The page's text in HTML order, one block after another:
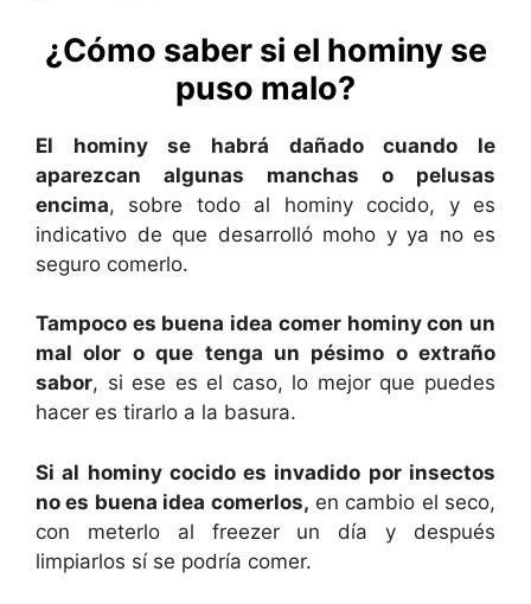
¿Cómo saber si el hominy se
puso malo?
El hominy se habrá dañado cuando le
aparezcan algunas manchas o pelusas
encima, sobre todo al hominy cocido, y es
indicativo de que desarrolló moho y ya no es
seguro comerlo.
Tampoco es buena idea comer hominy con un
mal olor o que tenga un pésimo o extraño
sabor, si ese es el caso, lo mejor que puedes
hacer es tirarlo a la basura.
Si al hominy cocido es invadido por insectos
no es buena idea comerlos, en cambio el seco,
con meterlo al freezer un día y después
limpiarlos sí se podría comer.